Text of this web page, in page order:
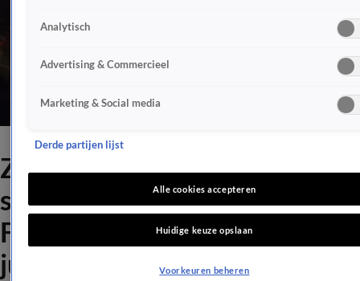
Zweedse
songfestivalinzending
FELICIA valt flauw na
juryshow
Analytisch
Advertising & Commercieel
Marketing & Social media
Derde partijen lijst
Alle cookies accepteren
Huidige keuze opslaan
Voorkeuren beheren